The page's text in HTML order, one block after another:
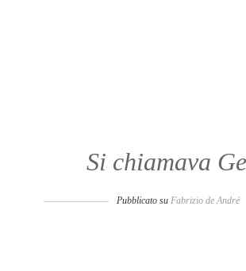
Si chiamava
Pubblicato su Fabrizio de André